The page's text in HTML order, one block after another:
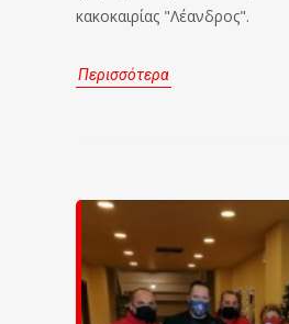
κακοκαιρίας "Λέανδρος".
Περισσότερα